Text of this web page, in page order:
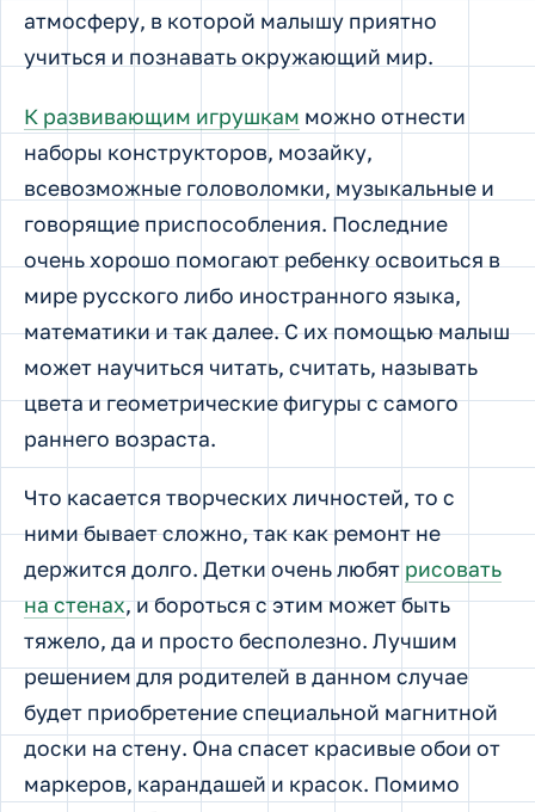
атмосферу, в которой малышу приятно
учиться и познавать окружающий мир.
К развивающим игрушкам можно отнести
наборы конструкторов, мозайку,
всевозможные головоломки, музыкальные и
говорящие приспособления. Последние
очень хорошо помогают ребенку освоиться в
мире русского либо иностранного языка,
математики и так далее. С их помощью малыш
может научиться читать, считать, называть
цвета и геометрические фигуры с самого
раннего возраста.
Что касается творческих личностей, то с
ними бывает сложно, так как ремонт не
держится долго. Детки очень любят рисовать
на стенах, и бороться с этим может быть
тяжело, да и просто бесполезно. Лучшим
решением для родителей в данном случае
будет приобретение специальной магнитной
доски на стену. Она спасет красивые обои от
маркеров, карандашей и красок. Помимо